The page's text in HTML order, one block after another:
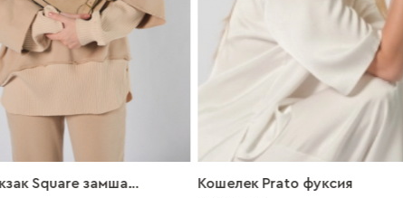
Square замша Кошелек Prato фуксия